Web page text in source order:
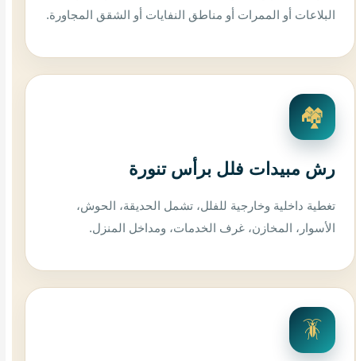
البلاعات أو الممرات أو مناطق النفايات أو الشقق المجاورة.
🏘️
رش مبيدات فلل برأس تنورة
تغطية داخلية وخارجية للفلل، تشمل الحديقة، الحوش،
الأسوار، المخازن، غرف الخدمات، ومداخل المنزل.
🪳